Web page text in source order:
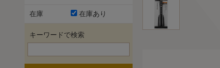
在庫 在庫あり
キーワードで検索